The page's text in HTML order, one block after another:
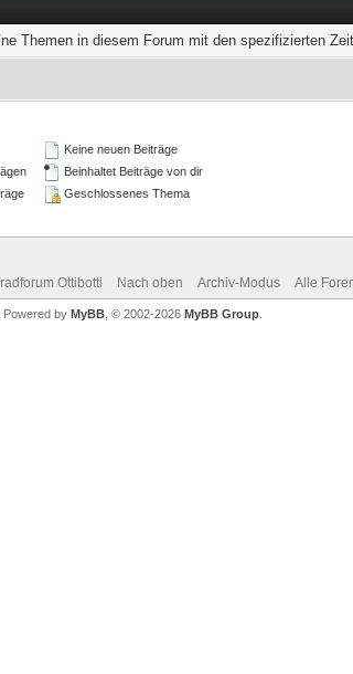
Themen in diesem Forum mit den spezifizierten
Keine neuen Beiträge
Beinhaltet Beiträge von dir
Geschlossenes Thema
Ottibotti Nach oben Archiv-Modus Alle
Powered by MyBB, © 2002-2026 MyBB Group.